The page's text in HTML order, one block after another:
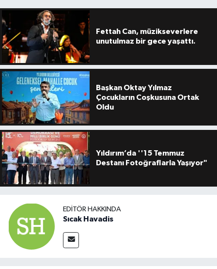
Fettah Can, müzikseverlere
unutulmaz bir gece yaşattı.
Başkan Oktay Yılmaz
Çocukların Coşkusuna Ortak
Oldu
Yıldırım’da ''15 Temmuz
Destanı Fotoğraflarla Yaşıyor"
EDITÖR HAKKINDA
Sıcak Havadis